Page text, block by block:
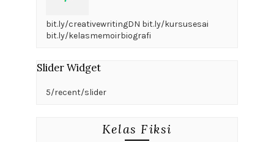
bit.ly/creativewritingDN bit.ly/kursusesai
bit.ly/kelasmemoirbiografi
Slider Widget
5/recent/slider
Kelas Fiksi